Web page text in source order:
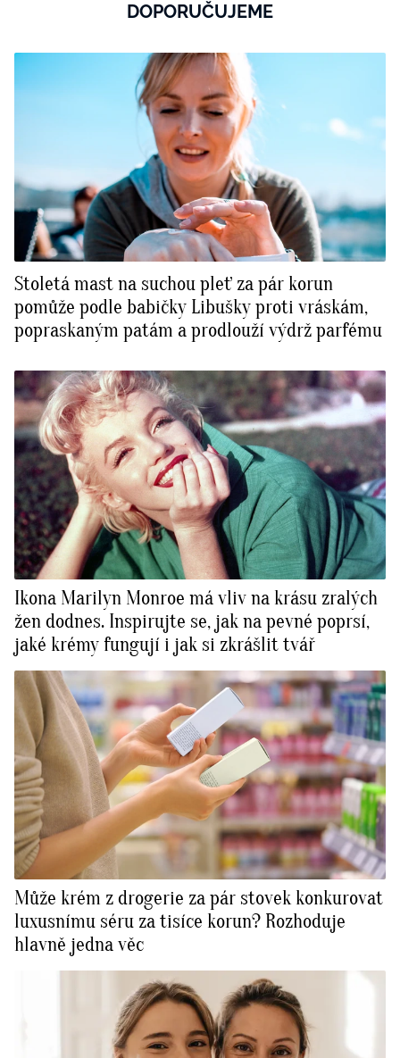
DOPORUČUJEME
Stoletá mast na suchou pleť za pár korun
pomůže podle babičky Libušky proti vráskám,
popraskaným patám a prodlouží výdrž parfému
Ikona Marilyn Monroe má vliv na krásu zralých
žen dodnes. Inspirujte se, jak na pevné poprsí,
jaké krémy fungují i jak si zkrášlit tvář
Může krém z drogerie za pár stovek konkurovat
luxusnímu séru za tisíce korun? Rozhoduje
hlavně jedna věc